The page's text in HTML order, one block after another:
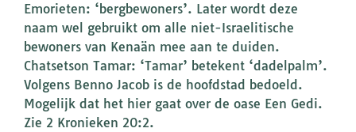
Emorieten: ‘bergbewoners’. Later wordt deze
naam wel gebruikt om alle niet-Israelitische
bewoners van Kenaän mee aan te duiden.
Chatsetson Tamar: ‘Tamar’ betekent ‘dadelpalm’.
Volgens Benno Jacob is de hoofdstad bedoeld.
Mogelijk dat het hier gaat over de oase Een Gedi.
Zie 2 Kronieken 20:2.